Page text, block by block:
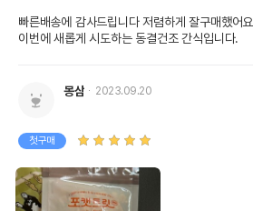
빠른배송에 감사드립니다 저렴하게 잘구매했어요
이번에 새롭게 시도하는 동결건조 간식입니다.
몽삼 2023.09.20
첫구매